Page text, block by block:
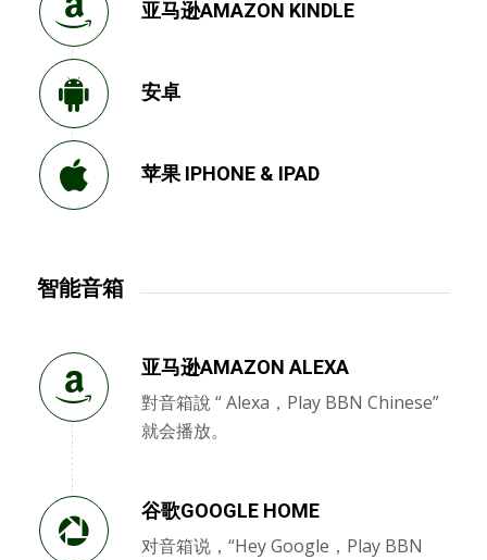
亚马逊AMAZON KINDLE
安卓
苹果 IPHONE & IPAD
智能音箱
亚马逊AMAZON ALEXA
對音箱說 “ Alexa，Play BBN Chinese”
就会播放。
谷歌GOOGLE HOME
对音箱说，“Hey Google，Play BBN